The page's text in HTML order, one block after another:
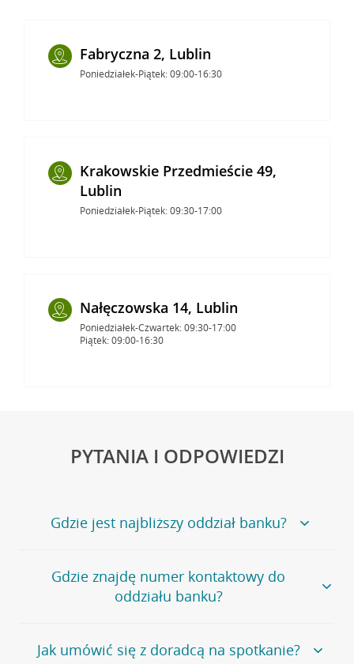
Fabryczna 2, Lublin
Poniedziałek-Piątek: 09:00-16:30
Krakowskie Przedmieście 49,
Lublin
Poniedziałek-Piątek: 09:30-17:00
Nałęczowska 14, Lublin
Poniedziałek-Czwartek: 09:30-17:00
Piątek: 09:00-16:30
PYTANIA I ODPOWIEDZI
Gdzie jest najbliższy oddział banku?
Jeśli szukasz oddziału naszego banku, zapraszamy na
stronęPlacówki i bankomaty, na której znajduje się
wygodna wyszukiwarka.
oddziałów
Gdzie znajdę numer kontaktowy do
oddziału banku?
Bank Credit Agricole nie udostępnia ogólnego numeru
telefonu do placówki bankowej.
Jak umówić się z doradcą na spotkanie?